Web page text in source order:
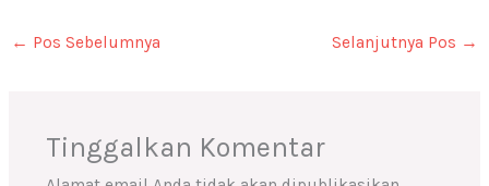
← Pos Sebelumnya Selanjutnya Pos →
Tinggalkan Komentar